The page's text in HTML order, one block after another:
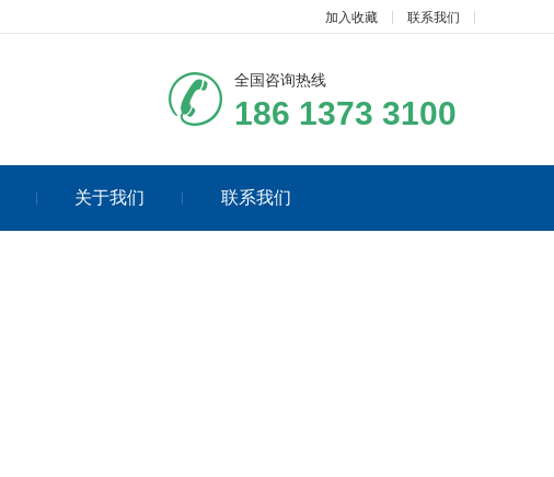
加入收藏 联系我们
全国咨询热线
186 1373 3100
关于我们 联系我们